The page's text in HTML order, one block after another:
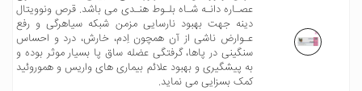
عصـاره دانـه شـاه بلـوط هنـدی می باشد. قرص ونوویتال
دینه جهت بهبود نارسایی مزمن شبکه سیاهرگی و رفع
عـوارض ناشی از آن همچون اِدم، خارش، درد و احساس
سنگینی در پاها، گرفتگی عضله ساق پا بسیار موثر بوده و
به پیشگیری و بهبود علائم بیماری های واریس و هموروئید
کمک بسزایی می نماید.